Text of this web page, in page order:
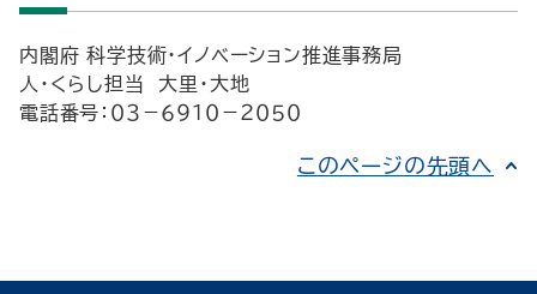
内閣府 科学技術・イノベーション推進事務局
人・くらし担当 大里・大地
電話番号：０３－６９１０－２０５０
このページの先頭へ